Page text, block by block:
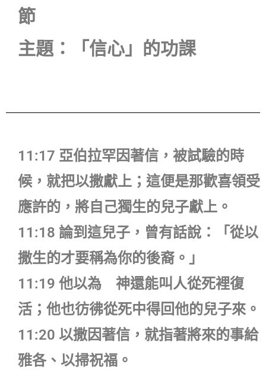
節
主題：「信心」的功課
11:17 亞伯拉罕因著信，被試驗的時
候，就把以撒獻上；這便是那歡喜領受
應許的，將自己獨生的兒子獻上。
11:18 論到這兒子，曾有話說：「從以
撒生的才要稱為你的後裔。」
11:19 他以為 神還能叫人從死裡復
活；他也彷彿從死中得回他的兒子來。
11:20 以撒因著信，就指著將來的事給
雅各、以掃祝福。